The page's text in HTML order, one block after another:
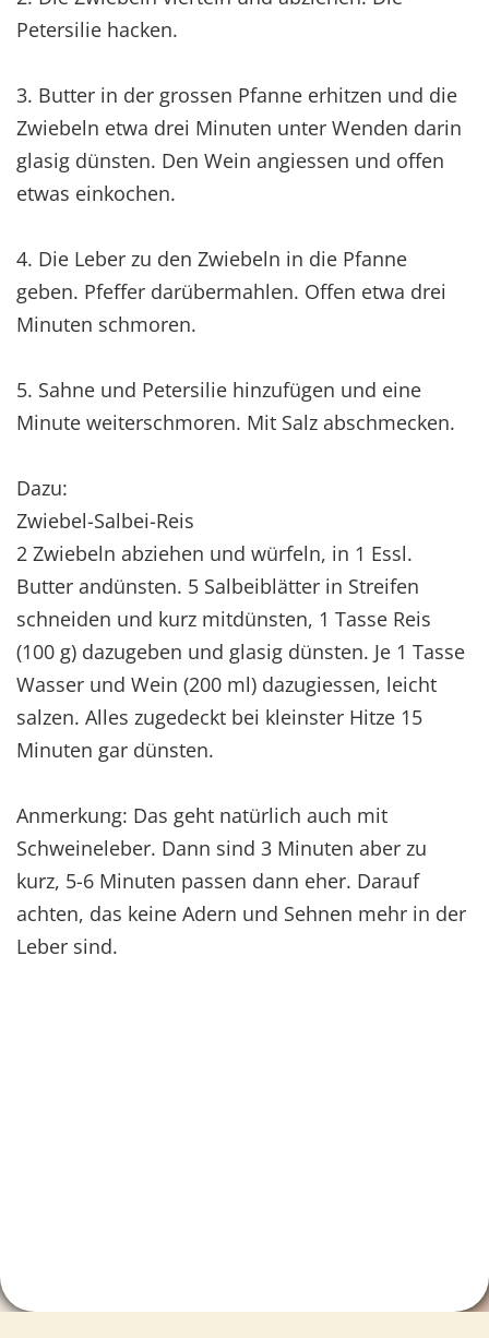
Petersilie hacken.
3. Butter in der grossen Pfanne erhitzen und die
Zwiebeln etwa drei Minuten unter Wenden darin
glasig dünsten. Den Wein angiessen und offen
etwas einkochen.
4. Die Leber zu den Zwiebeln in die Pfanne
geben. Pfeffer darübermahlen. Offen etwa drei
Minuten schmoren.
5. Sahne und Petersilie hinzufügen und eine
Minute weiterschmoren. Mit Salz abschmecken.
Dazu:
Zwiebel-Salbei-Reis
2 Zwiebeln abziehen und würfeln, in 1 Essl.
Butter andünsten. 5 Salbeiblätter in Streifen
schneiden und kurz mitdünsten, 1 Tasse Reis
(100 g) dazugeben und glasig dünsten. Je 1 Tasse
Wasser und Wein (200 ml) dazugiessen, leicht
salzen. Alles zugedeckt bei kleinster Hitze 15
Minuten gar dünsten.
Anmerkung: Das geht natürlich auch mit
Schweineleber. Dann sind 3 Minuten aber zu
kurz, 5-6 Minuten passen dann eher. Darauf
achten, das keine Adern und Sehnen mehr in der
Leber sind.